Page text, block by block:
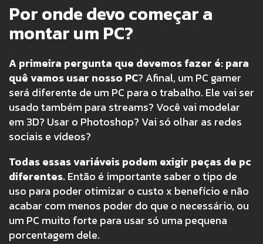
Por onde devo começar a
montar um PC?
A primeira pergunta que devemos fazer é: para
quê vamos usar nosso PC? Afinal, um PC gamer
será diferente de um PC para o trabalho. Ele vai ser
usado também para streams? Você vai modelar
em 3D? Usar o Photoshop? Vai só olhar as redes
sociais e vídeos?
Todas essas variáveis podem exigir peças de pc
diferentes.Então é importante saber o tipo de
uso para poder otimizar o custo x benefício e não
acabar com menos poder do que o necessário, ou
um PC muito forte para usar só uma pequena
porcentagem dele.